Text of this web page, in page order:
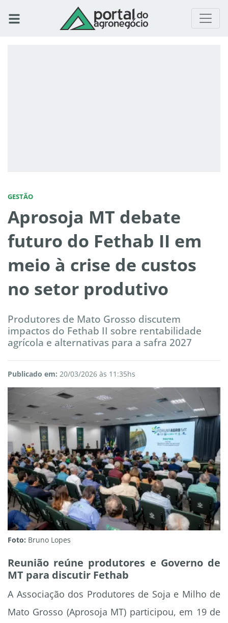
GESTÃO
Aprosoja MT debate
futuro do Fethab II em
meio à crise de custos
no setor produtivo
Produtores de Mato Grosso discutem
impactos do Fethab II sobre rentabilidade
agrícola e alternativas para a safra 2027
Publicado em: 20/03/2026 às 11:35hs
Foto: Bruno Lopes
Reunião reúne produtores e Governo de
MT para discutir Fethab
A Associação dos Produtores de Soja e Milho de
Mato Grosso (Aprosoja MT) participou, em 19 de